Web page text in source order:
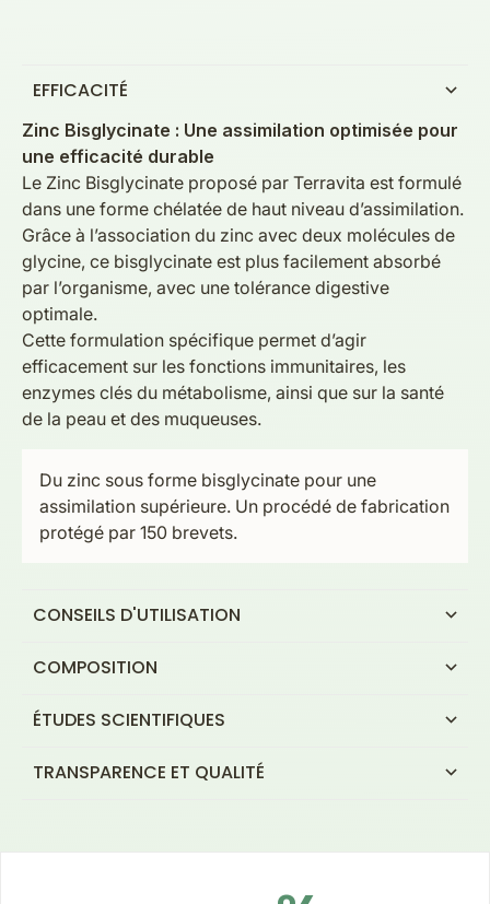
EFFICACITÉ
Zinc Bisglycinate : Une assimilation optimisée pour
une efficacité durable
Le Zinc Bisglycinate proposé par Terravita est formulé
dans une forme chélatée de haut niveau d’assimilation.
Grâce à l’association du zinc avec deux molécules de
glycine, ce bisglycinate est plus facilement absorbé
par l’organisme, avec une tolérance digestive
optimale.
Cette formulation spécifique permet d’agir
efficacement sur les fonctions immunitaires, les
enzymes clés du métabolisme, ainsi que sur la santé
de la peau et des muqueuses.
Du zinc sous forme bisglycinate pour une
assimilation supérieure. Un procédé de fabrication
protégé par 150 brevets.
CONSEILS D'UTILISATION
COMPOSITION
ÉTUDES SCIENTIFIQUES
TRANSPARENCE ET QUALITÉ